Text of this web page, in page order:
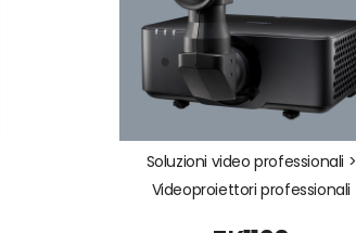
Soluzioni video professionali >
Videoproiettori professionali